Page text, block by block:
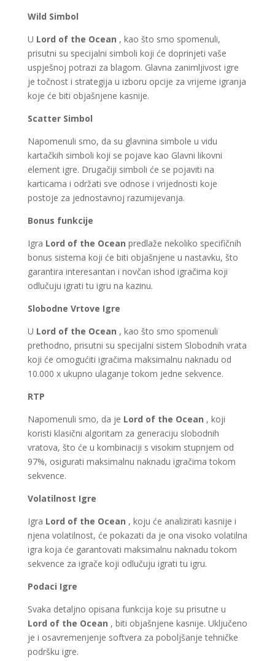
Wild Simbol
U Lord of the Ocean , kao što smo spomenuli,
prisutni su specijalni simboli koji će doprinjeti vaše
uspješnoj potrazi za blagom. Glavna zanimljivost igre
je točnost i strategija u izboru opcije za vrijeme igranja
koje će biti objašnjene kasnije.
Scatter Simbol
Napomenuli smo, da su glavnina simbole u vidu
kartačkih simboli koji se pojave kao Glavni likovni
element igre. Drugačiji simboli će se pojaviti na
karticama i održati sve odnose i vrijednosti koje
postoje za jednostavnoj razumijevanja.
Bonus funkcije
Igra Lord of the Ocean predlaže nekoliko specifičnih
bonus sistema koji će biti objašnjene u nastavku, što
garantira interesantan i novčan ishod igračima koji
odlučuju igrati tu igru na kazinu.
Slobodne Vrtove Igre
U Lord of the Ocean , kao što smo spomenuli
prethodno, prisutni su specijalni sistem Slobodnih vrata
koji će omogućiti igračima maksimalnu naknadu od
10.000 x ukupno ulaganje tokom jedne sekvence.
RTP
Napomenuli smo, da je Lord of the Ocean , koji
koristi klasični algoritam za generaciju slobodnih
vratova, što će u kombinaciji s visokim stupnjem od
97%, osigurati maksimalnu naknadu igračima tokom
sekvence.
Volatilnost Igre
Igra Lord of the Ocean , koju će analizirati kasnije i
njena volatilnost, će pokazati da je ona visoko volatilna
igra koja će garantovati maksimalnu naknadu tokom
sekvence za igrače koji odlučuju igrati tu igru.
Podaci Igre
Svaka detaljno opisana funkcija koje su prisutne u
Lord of the Ocean , biti objašnjene kasnije. Uključeno
je i osavremenjenje softvera za poboljšanje tehničke
podršku igre.